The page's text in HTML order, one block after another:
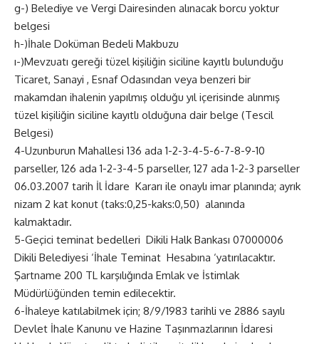
g-) Belediye ve Vergi Dairesinden alınacak borcu yoktur
belgesi
h-)İhale Doküman Bedeli Makbuzu
ı-)Mevzuatı gereği tüzel kişiliğin siciline kayıtlı bulunduğu
Ticaret, Sanayi , Esnaf Odasından veya benzeri bir
makamdan ihalenin yapılmış olduğu yıl içerisinde alınmış
tüzel kişiliğin siciline kayıtlı olduğuna dair belge (Tescil
Belgesi)
4-Uzunburun Mahallesi 136 ada 1-2-3-4-5-6-7-8-9-10
parseller, 126 ada 1-2-3-4-5 parseller, 127 ada 1-2-3 parseller
06.03.2007 tarih İl İdare Kararı ile onaylı imar planında; ayrık
nizam 2 kat konut (taks:0,25-kaks:0,50) alanında
kalmaktadır.
5-Geçici teminat bedelleri Dikili Halk Bankası 07000006
Dikili Belediyesi ‘İhale Teminat Hesabına ‘yatırılacaktır.
Şartname 200 TL karşılığında Emlak ve İstimlak
Müdürlüğünden temin edilecektir.
6-İhaleye katılabilmek için; 8/9/1983 tarihli ve 2886 sayılı
Devlet İhale Kanunu ve Hazine Taşınmazlarının İdaresi